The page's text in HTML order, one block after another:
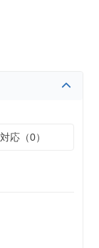
応（0）